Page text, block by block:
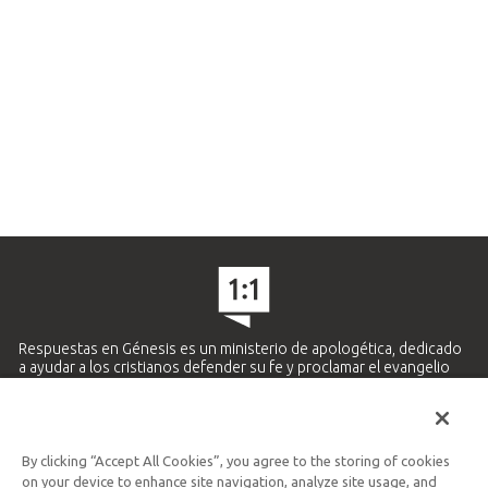
Respuestas en Génesis es un ministerio de apologética, dedicado
a ayudar a los cristianos defender su fe y proclamar el evangelio
Ministerio Hispano y Latinoamericano
By clicking “Accept All Cookies”, you agree to the storing of cookies
on your device to enhance site navigation, analyze site usage, and